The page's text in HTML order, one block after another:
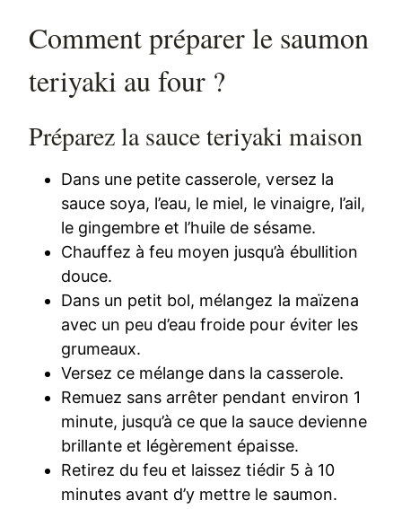
Comment préparer le saumon
teriyaki au four ?
Préparez la sauce teriyaki maison
Dans une petite casserole, versez la
sauce soya, l’eau, le miel, le vinaigre, l’ail,
le gingembre et l’huile de sésame.
Chauffez à feu moyen jusqu’à ébullition
douce.
Dans un petit bol, mélangez la maïzena
avec un peu d’eau froide pour éviter les
grumeaux.
Versez ce mélange dans la casserole.
Remuez sans arrêter pendant environ 1
minute, jusqu’à ce que la sauce devienne
brillante et légèrement épaisse.
Retirez du feu et laissez tiédir 5 à 10
minutes avant d’y mettre le saumon.